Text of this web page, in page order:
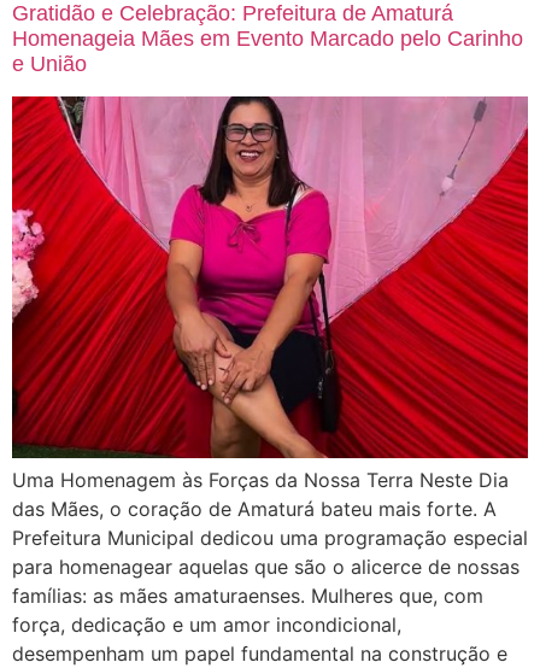
Gratidão e Celebração: Prefeitura de Amaturá
Homenageia Mães em Evento Marcado pelo Carinho
e União
Uma Homenagem às Forças da Nossa Terra Neste Dia
das Mães, o coração de Amaturá bateu mais forte. A
Prefeitura Municipal dedicou uma programação especial
para homenagear aquelas que são o alicerce de nossas
famílias: as mães amaturaenses. Mulheres que, com
força, dedicação e um amor incondicional,
desempenham um papel fundamental na construção e